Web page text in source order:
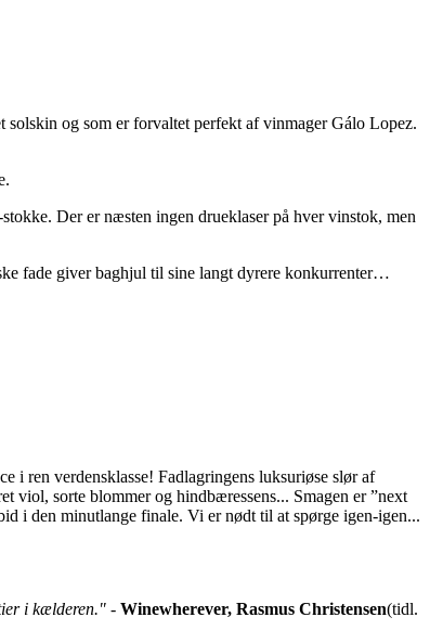
og som er forvaltet perfekt af vinmager Gálo Lopez.
Der er næsten ingen drueklaser på hver vinstok, men
fade giver baghjul til sine langt dyrere konkurrenter…
i ren verdensklasse! Fadlagringens luksuriøse slør af
viol, sorte blommer og hindbæressens... Smagen er ”next
i den minutlange finale. Vi er nødt til at spørge igen-igen...
i kælderen." - Winewherever, Rasmus Christensen(tidl.